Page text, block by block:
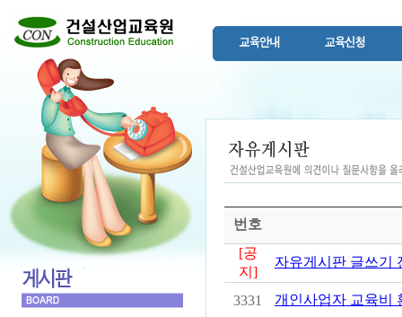
번호
[공
지]
자유게시판 글쓰기
3331 개인사업자 교육비